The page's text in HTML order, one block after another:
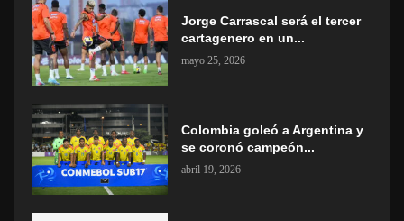
Jorge Carrascal será el tercer
cartagenero en un...
mayo 25, 2026
Colombia goleó a Argentina y
se coronó campeón...
abril 19, 2026